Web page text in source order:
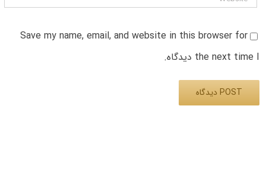
Save my name, email, and website in this browser for
the next time I دیدگاه.